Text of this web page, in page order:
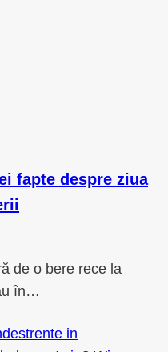
fapte despre ziua
de o bere rece la
în…